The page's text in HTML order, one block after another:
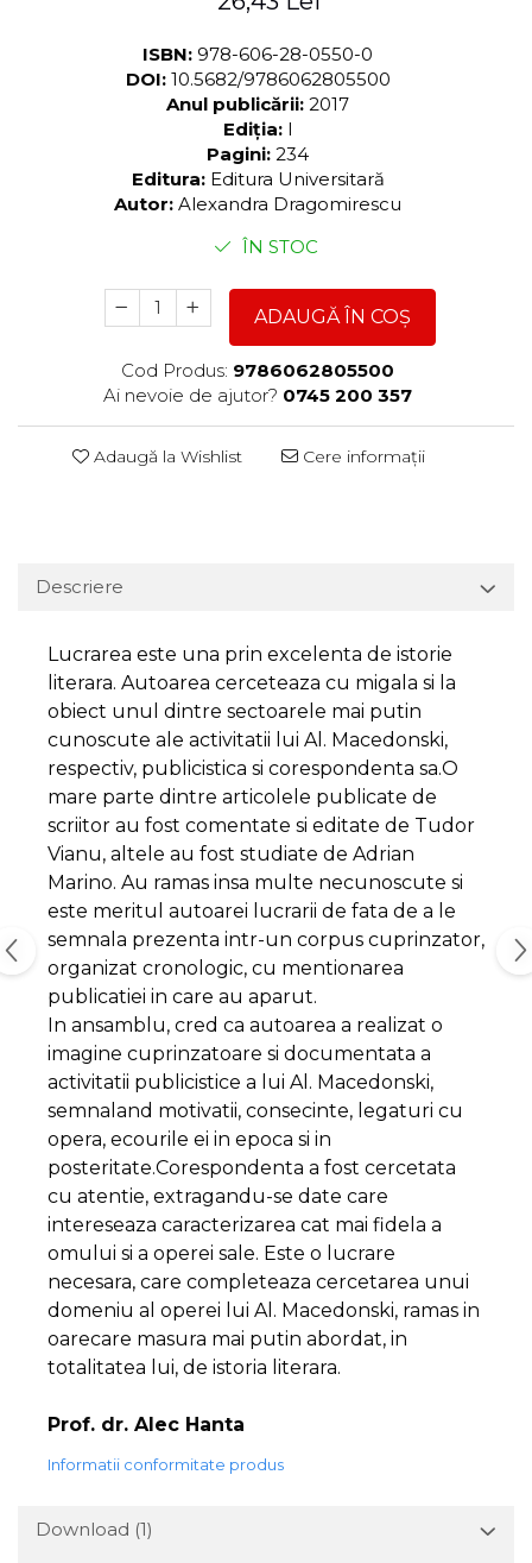
ISBN: 978-606-28-0550-0
DOI: 10.5682/9786062805500
Anul publicării: 2017
Ediția: I
Pagini: 234
Editura: Editura Universitară
Autor: Alexandra Dragomirescu
ÎN STOC
ADAUGĂ ÎN COȘ
Cod Produs: 9786062805500
Ai nevoie de ajutor? 0745 200 357
Adaugă la Wishlist Cere informații
Descriere
Lucrarea este una prin excelenta de istorie
literara. Autoarea cerceteaza cu migala si la
obiect unul dintre sectoarele mai putin
cunoscute ale activitatii lui Al. Macedonski,
respectiv, publicistica si corespondenta sa.O
mare parte dintre articolele publicate de
scriitor au fost comentate si editate de Tudor
Vianu, altele au fost studiate de Adrian
Marino. Au ramas insa multe necunoscute si
este meritul autoarei lucrarii de fata de a le
semnala prezenta intr-un corpus cuprinzator,
organizat cronologic, cu mentionarea
publicatiei in care au aparut.
In ansamblu, cred ca autoarea a realizat o
imagine cuprinzatoare si documentata a
activitatii publicistice a lui Al. Macedonski,
semnaland motivatii, consecinte, legaturi cu
opera, ecourile ei in epoca si in
posteritate.Corespondenta a fost cercetata
cu atentie, extragandu-se date care
intereseaza caracterizarea cat mai fidela a
omului si a operei sale. Este o lucrare
necesara, care completeaza cercetarea unui
domeniu al operei lui Al. Macedonski, ramas in
oarecare masura mai putin abordat, in
totalitatea lui, de istoria literara.
Prof. dr. Alec Hanta
Informatii conformitate produs
Download (1)